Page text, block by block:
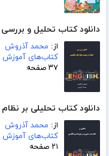
دانلود کتاب تحلیل و
از: محمد آذروش
کتاب‌های آموزش
۳۷ صفحه
دانلود کتاب تحلیلی بر
از: محمد آذروش
کتاب‌های آموزش
۲۱ صفحه